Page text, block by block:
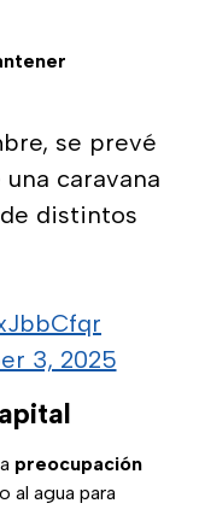
se prevé
caravana
distintos
3, 2025
preocupación
al agua para